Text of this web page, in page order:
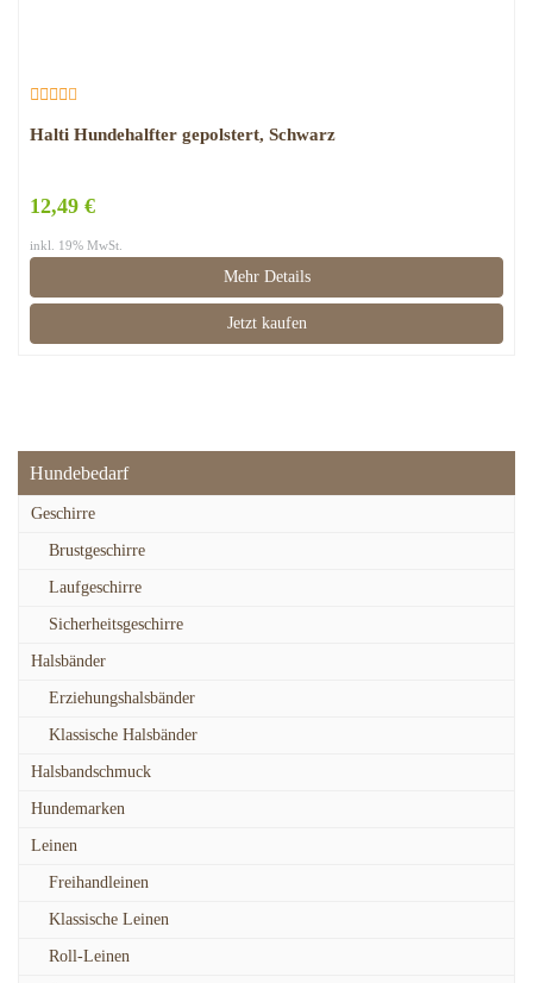
Halti Hundehalfter gepolstert, Schwarz
12,49 €
inkl. 19% MwSt.
Mehr Details
Jetzt kaufen
Hundebedarf
Geschirre
Brustgeschirre
Laufgeschirre
Sicherheitsgeschirre
Halsbänder
Erziehungshalsbänder
Klassische Halsbänder
Halsbandschmuck
Hundemarken
Leinen
Freihandleinen
Klassische Leinen
Roll-Leinen